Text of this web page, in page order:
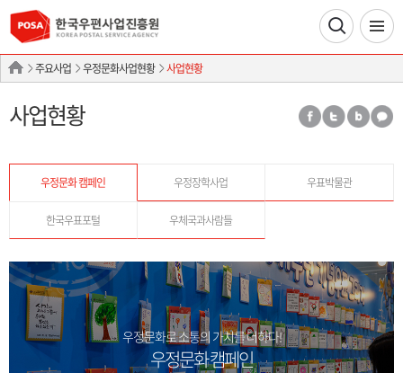
주요사업 우정문화사업현황 사업현황
사업현황
우정문화 캠페인 우정장학사업 우표박물관
한국우표포털 우체국과사람들
우정문화로 소통의 가치를 더하다!
우정문화 캠페인